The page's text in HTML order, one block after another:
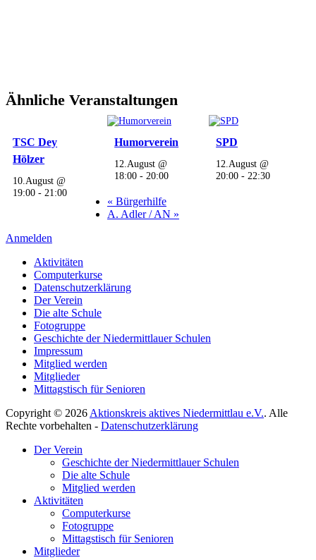
Ähnliche Veranstaltungen
TSC Dey
Hölzer
10.August @
19:00 -21:00
Humorverein
12.August @
18:00 -20:00
SPD
12.August @
20:00 -22:30
« Bürgerhilfe
A. Adler / AN »
Anmelden
Aktivitäten
Computerkurse
Datenschutzerklärung
Der Verein
Die alte Schule
Fotogruppe
Geschichte der Niedermittlauer Schulen
Impressum
Mitglied werden
Mitglieder
Mittagstisch für Senioren
Copyright © 2026 Aktionskreis aktives Niedermittlau e.V.. Alle
Rechte vorbehalten - Datenschutzerklärung
scrollenDer Verein
Geschichte der Niedermittlauer Schulen
Die alte Schule
Mitglied werden
Aktivitäten
Computerkurse
Fotogruppe
Mittagstisch für Senioren
Mitglieder